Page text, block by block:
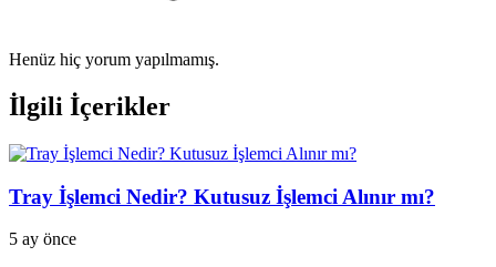
Henüz hiç yorum yapılmamış.
İlgili İçerikler
Tray İşlemci Nedir? Kutusuz İşlemci Alınır mı?
5 ay önce